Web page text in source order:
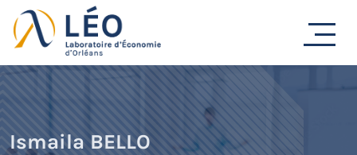
Passer
au
contenu
Ismaila BELLO